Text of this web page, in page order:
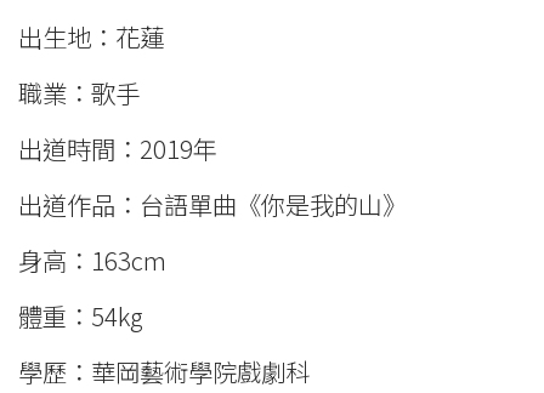
出生地：花蓮
職業：歌手
出道時間：2019年
出道作品：台語單曲《你是我的山》
身高：163cm
體重：54kg
學歷：華岡藝術學院戲劇科